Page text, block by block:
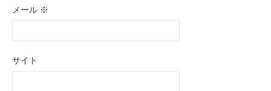
メール ※
サイト